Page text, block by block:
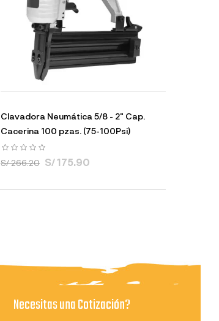
Clavadora Neumática 5/8 - 2" Cap.
Cacerina 100 pzas. (75-100Psi)
S/ 266.20 S/ 175.90
Necesitas una Cotización?